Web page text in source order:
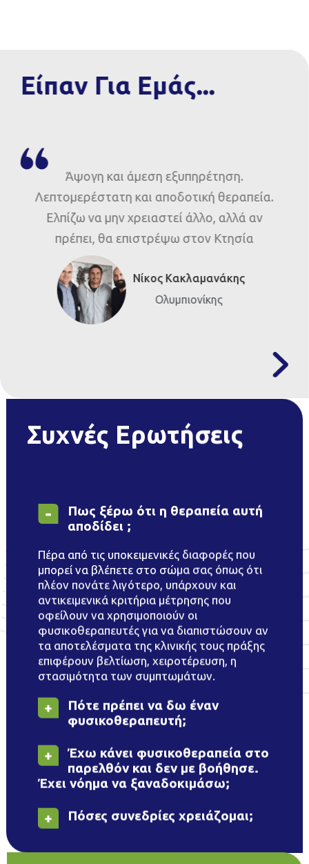
Είπαν Για Εμάς...
Άψογη και άμεση εξυπηρέτηση.
Λεπτομερέστατη και αποδοτική θεραπεία.
Ελπίζω να μην χρειαστεί άλλο, αλλά αν
πρέπει, θα επιστρέψω στον Κτησία
Νίκος Κακλαμανάκης
Ολυμπιονίκης
Συχνές Ερωτήσεις
Πως ξέρω ότι η θεραπεία αυτή
αποδίδει ;
Πέρα από τις υποκειμενικές διαφορές που
μπορεί να βλέπετε στο σώμα σας όπως ότι
πλέον πονάτε λιγότερο, υπάρχουν και
αντικειμενικά κριτήρια μέτρησης που
οφείλουν να χρησιμοποιούν οι
φυσικοθεραπευτές για να διαπιστώσουν αν
τα αποτελέσματα της κλινικής τους πράξης
επιφέρουν βελτίωση, χειροτέρευση, η
στασιμότητα των συμπτωμάτων.
Πότε πρέπει να δω έναν
φυσικοθεραπευτή;
Έχω κάνει φυσικοθεραπεία στο
παρελθόν και δεν με βοήθησε.
Έχει νόημα να ξαναδοκιμάσω;
Πόσες συνεδρίες χρειάζομαι;